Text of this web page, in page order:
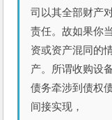
司以其全部财产
责任。故如果你
资或资产混同的
产。所谓收购设
债务牵涉到债权
间接实现，